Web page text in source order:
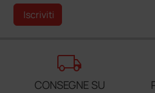
Iscriviti
local_shipping
CONSEGNE SU